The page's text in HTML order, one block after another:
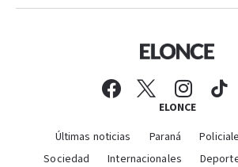
ELONCE
Últimas noticias Paraná
Sociedad
Internacionales